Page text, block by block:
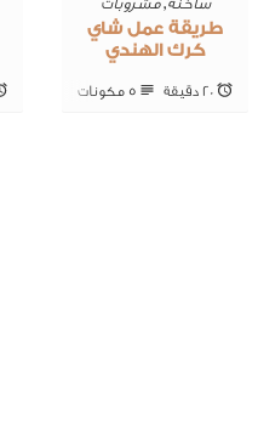
طريقة عمل شاي
كرك الهندي
20 ‎دقيقة 5 ‎مكونات